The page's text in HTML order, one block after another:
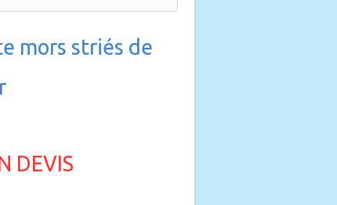
mors striés de
DEVIS